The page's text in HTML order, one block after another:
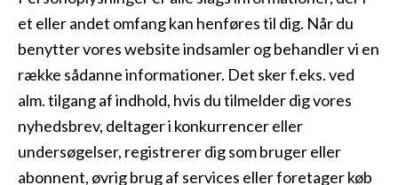
et eller andet omfang kan henføres til dig. Når du
benytter vores website indsamler og behandler vi en
række sådanne informationer. Det sker f.eks. ved
alm. tilgang af indhold, hvis du tilmelder dig vores
nyhedsbrev, deltager i konkurrencer eller
undersøgelser, registrerer dig som bruger eller
abonnent, øvrig brug af services eller foretager køb